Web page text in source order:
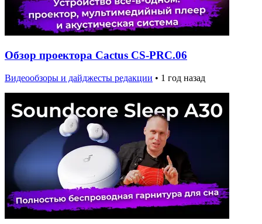
Обзор проектора Cactus CS-PRC.06
Видеообзоры и дайджесты редакции • 1 год назад